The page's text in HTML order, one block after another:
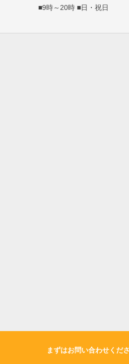
まずはお問い合わせくだ
■9時～20時 ■日・祝日